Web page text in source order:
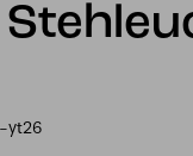
yt26